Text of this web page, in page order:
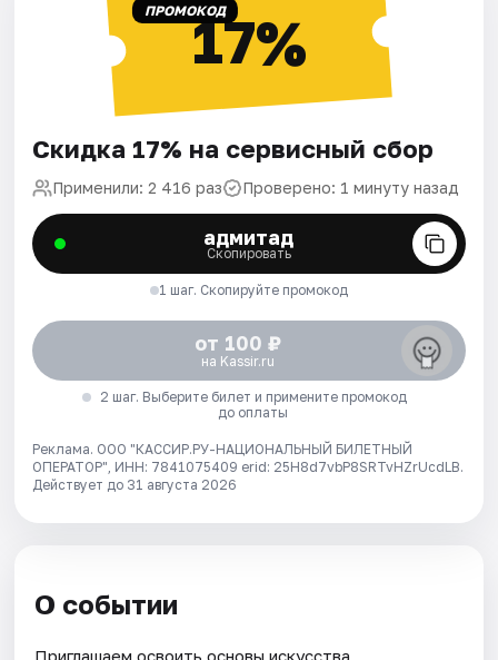
ПРОМОКОД17%
Скидка 17% на сервисный сбор
Применили: 2 416 раз Проверено: 1 минуту назад
адмитад
Скопировать
1 шаг. Скопируйте промокод
от 100 ₽
на Kassir.ru
2 шаг. Выберите билет и примените промокод
до оплаты
Реклама. ООО "КАССИР.РУ-НАЦИОНАЛЬНЫЙ БИЛЕТНЫЙ
ОПЕРАТОР", ИНН: 7841075409 erid: 25H8d7vbP8SRTvHZrUcdLB.
Действует до 31 августа 2026
О событии
Приглашаем освоить основы искусства